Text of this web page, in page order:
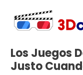
Los Juegos
Justo